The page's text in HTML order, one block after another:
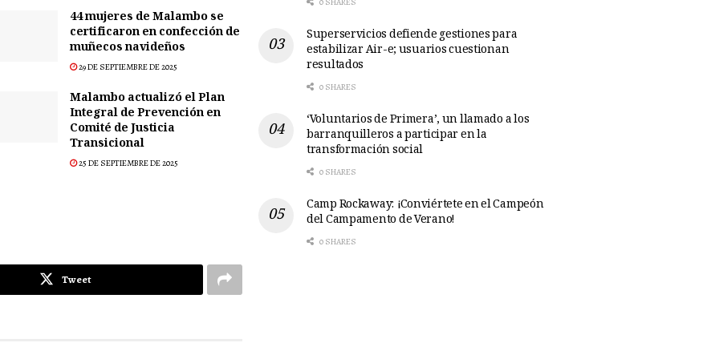
44 mujeres de Malambo se
certificaron en confección de
muñecos navideños
29 DE SEPTIEMBRE DE 2025
Malambo actualizó el Plan
Integral de Prevención en
Comité de Justicia
Transicional
25 DE SEPTIEMBRE DE 2025
Tweet
Superservicios defiende gestiones para
estabilizar Air-e; usuarios cuestionan
resultados
0 SHARES
‘Voluntarios de Primera’, un llamado a los
barranquilleros a participar en la
transformación social
0 SHARES
Camp Rockaway: ¡Conviértete en el Campeón
del Campamento de Verano!
0 SHARES